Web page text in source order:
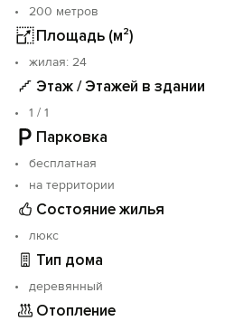
200 метров
Площадь (м²)
жилая: 24
Этаж / Этажей в здании
1 / 1
Парковка
бесплатная
на территории
Состояние жилья
люкс
Тип дома
деревянный
Отопление